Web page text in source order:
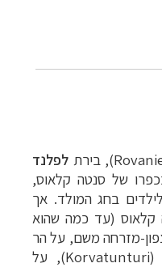
), בירת לפלנד
של סנטה קלאוס,
בחג המולד. אך
קלאוס (עד כמה שהוא
בכלל 400 ק"מ צפון-מזרחה משם, על הר
(
Korvatunturi), על